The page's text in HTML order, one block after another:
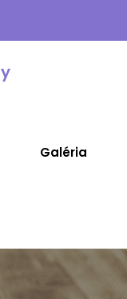
Galéria